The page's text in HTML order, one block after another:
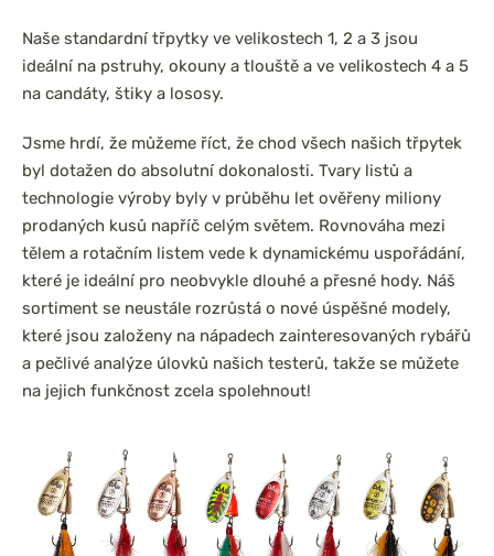
Naše standardní třpytky ve velikostech 1, 2 a 3 jsou
ideální na pstruhy, okouny a tlouště a ve velikostech 4 a 5
na candáty, štiky a lososy.
Jsme hrdí, že můžeme říct, že chod všech našich třpytek
byl dotažen do absolutní dokonalosti. Tvary listů a
technologie výroby byly v průběhu let ověřeny miliony
prodaných kusů napříč celým světem. Rovnováha mezi
tělem a rotačním listem vede k dynamickému uspořádání,
které je ideální pro neobvykle dlouhé a přesné hody. Náš
sortiment se neustále rozrůstá o nové úspěšné modely,
které jsou založeny na nápadech zainteresovaných rybářů
a pečlivé analýze úlovků našich testerů, takže se můžete
na jejich funkčnost zcela spolehnout!